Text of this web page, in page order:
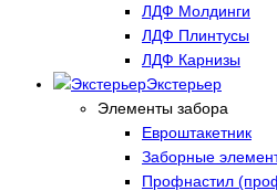
ЛДФ Молдинги
ЛДФ Плинтусы
ЛДФ Карнизы
Экстерьер
Элементы забора
Евроштакетник
Заборные
Профнастил